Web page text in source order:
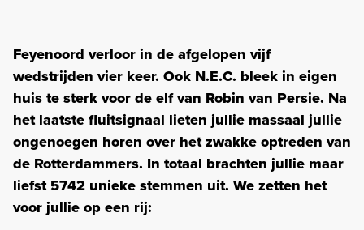
Feyenoord verloor in de afgelopen vijf
wedstrijden vier keer. Ook N.E.C. bleek in eigen
huis te sterk voor de elf van Robin van Persie. Na
het laatste fluitsignaal lieten jullie massaal jullie
ongenoegen horen over het zwakke optreden van
de Rotterdammers. In totaal brachten jullie maar
liefst 5742 unieke stemmen uit. We zetten het
voor jullie op een rij: